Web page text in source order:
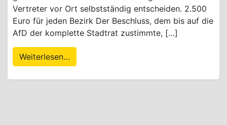
Vertreter vor Ort selbstständig entscheiden. 2.500
Euro für jeden Bezirk Der Beschluss, dem bis auf die
AfD der komplette Stadtrat zustimmte, […]
Weiterlesen…